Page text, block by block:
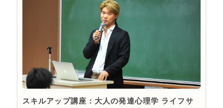
スキルアップ講座：大人の発達心理学 ライフサ